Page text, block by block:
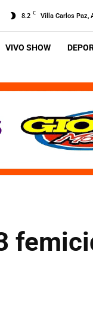
8.2 C Villa Carlos Paz,
VIVO SHOW